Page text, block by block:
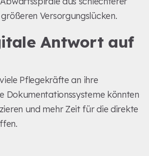
Versorgungslücken.
Antwort auf
Pflegekräfte an ihre
Dokumentationssysteme könnten
und mehr Zeit für die direkte